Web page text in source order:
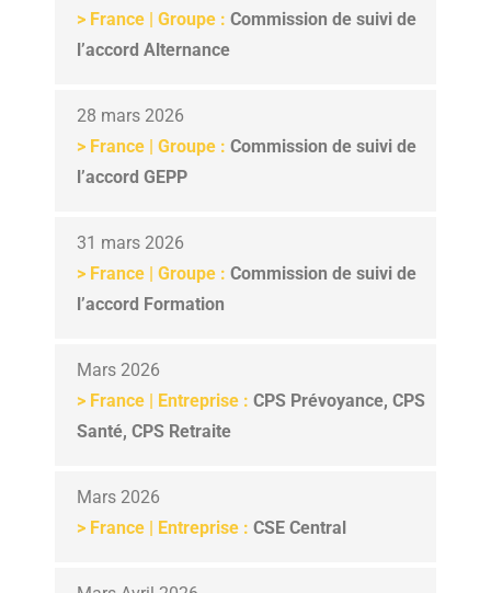
> France | Groupe : Commission de suivi de
l’accord Alternance
28 mars 2026
> France | Groupe : Commission de suivi de
l’accord GEPP
31 mars 2026
> France | Groupe : Commission de suivi de
l’accord Formation
Mars 2026
> France | Entreprise : CPS Prévoyance, CPS
Santé, CPS Retraite
Mars 2026
> France | Entreprise : CSE Central